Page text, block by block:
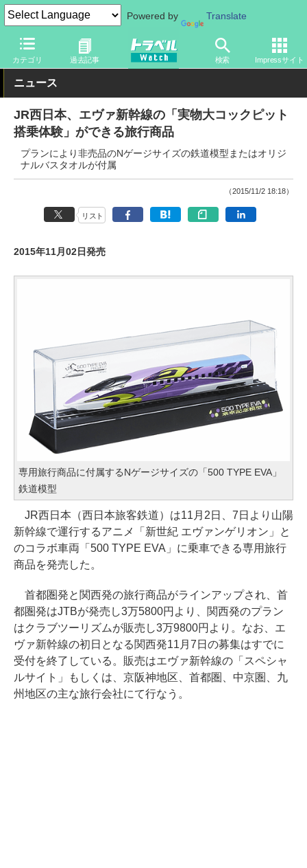
Powered by Translate
カテゴリ 過去記事 検索 Impressサイト
トラベル Watch 企業・政府・官庁 鉄道 JR
ニュース
JR西日本、エヴァ新幹線の「実物大コックピット
搭乗体験」ができる旅行商品
プランにより非売品のNゲージサイズの鉄道模型またはオリジ
ナルバスタオルが付属
（2015/11/2 18:18）
リスト
2015年11月02日発売
専用旅行商品に付属するNゲージサイズの「500 TYPE EVA」
鉄道模型
JR西日本（西日本旅客鉄道）は11月2日、7日より山陽
新幹線で運行するアニメ「新世紀 エヴァンゲリオン」と
のコラボ車両「500 TYPE EVA」に乗車できる専用旅行
商品を発売した。
首都圏発と関西発の旅行商品がラインアップされ、首
都圏発はJTBが発売し3万5800円より、関西発のプラン
はクラブツーリズムが販売し3万9800円より。なお、エ
ヴァ新幹線の初日となる関西発11月7日の募集はすでに
受付を終了している。販売はエヴァ新幹線の「スペシャ
ルサイト」もしくは、京阪神地区、首都圏、中京圏、九
州地区の主な旅行会社にて行なう。